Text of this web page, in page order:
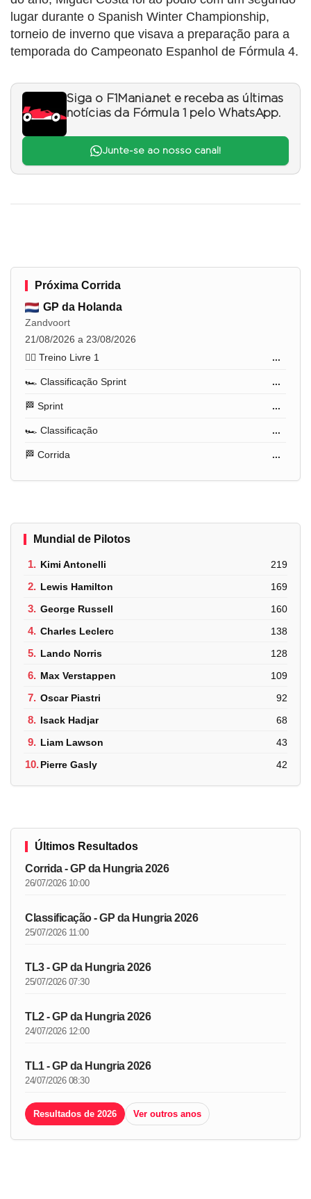
lugar durante o Spanish Winter Championship,
torneio de inverno que visava a preparação para a
temporada do Campeonato Espanhol de Fórmula 4.
Siga o F1Mania.net e receba as últimas
notícias da Fórmula 1 pelo WhatsApp.
Junte-se ao nosso canal!
Próxima Corrida
GP da Holanda
Zandvoort
21/08/2026 a 23/08/2026
🏋️‍♂️ Treino Livre 1
...
🏎️ Classificação Sprint ...
🏁 Sprint ...
🏎️ Classificação ...
🏁 Corrida ...
Mundial de Pilotos
1. Kimi Antonelli 219
2. Lewis Hamilton 169
3. George Russell 160
4. Charles Leclerc 138
5. Lando Norris 128
6. Max Verstappen 109
7. Oscar Piastri 92
8. Isack Hadjar 68
9. Liam Lawson 43
10.Pierre Gasly 42
Últimos Resultados
Corrida - GP da Hungria 2026
26/07/2026 10:00
Classificação - GP da Hungria 2026
25/07/2026 11:00
TL3 - GP da Hungria 2026
25/07/2026 07:30
TL2 - GP da Hungria 2026
24/07/2026 12:00
TL1 - GP da Hungria 2026
24/07/2026 08:30
Resultados de 2026 Ver outros anos